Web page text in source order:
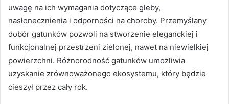
uwagę na ich wymagania dotyczące gleby,
nasłonecznienia i odporności na choroby. Przemyślany
dobór gatunków pozwoli na stworzenie eleganckiej i
funkcjonalnej przestrzeni zielonej, nawet na niewielkiej
powierzchni. Różnorodność gatunków umożliwia
uzyskanie zrównoważonego ekosystemu, który będzie
cieszył przez cały rok.